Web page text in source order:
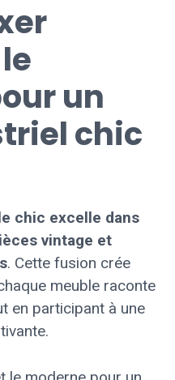
un
chic
chic excelle dans
vintage et
. Cette fusion crée
meuble raconte
en participant à une